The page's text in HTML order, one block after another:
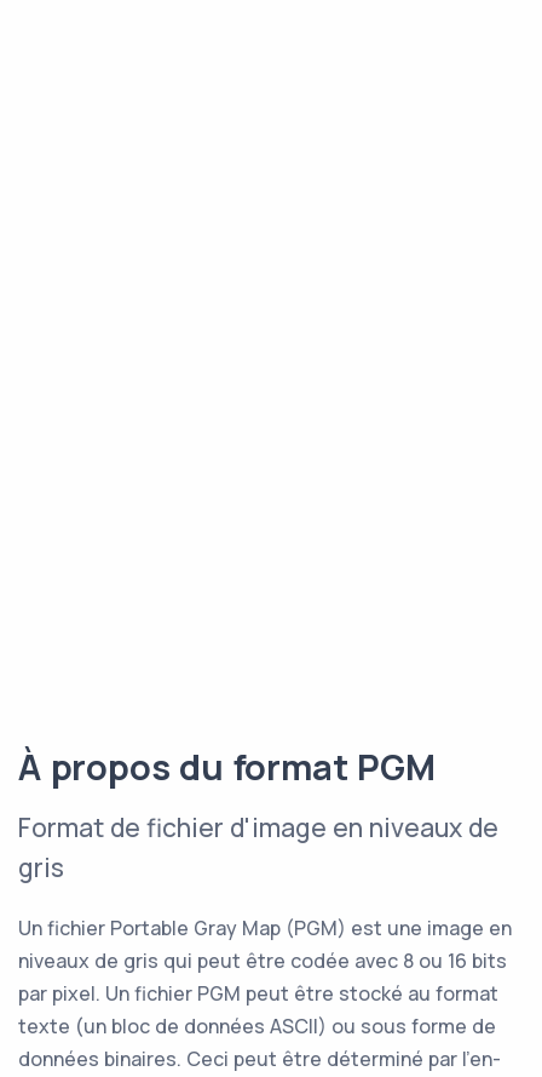
À propos du format PGM
Format de fichier d'image en niveaux de
gris
Un fichier Portable Gray Map (PGM) est une image en
niveaux de gris qui peut être codée avec 8 ou 16 bits
par pixel. Un fichier PGM peut être stocké au format
texte (un bloc de données ASCII) ou sous forme de
données binaires. Ceci peut être déterminé par l'en-